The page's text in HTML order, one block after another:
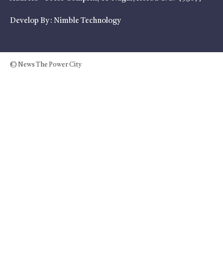
Develop By : Nimble Technology
© News The Power City